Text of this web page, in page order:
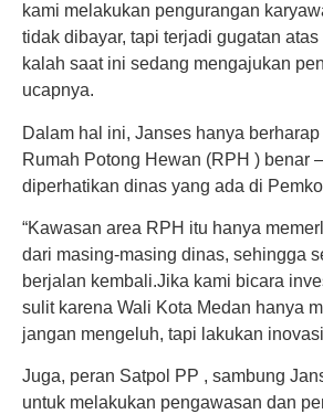
kami melakukan pengurangan
tidak dibayar, tapi terjadi gugatan
kalah saat ini sedang mengajukan
ucapnya.
Dalam hal ini, Janses hanya
Rumah Potong Hewan (RPH ) benar
diperhatikan dinas yang ada di
“Kawasan area RPH itu hanya
dari masing-masing dinas, sehingga
berjalan kembali.Jika kami bicara
sulit karena Wali Kota Medan hanya
jangan mengeluh, tapi lakukan
Juga, peran Satpol PP , sambung
untuk melakukan pengawasan dan